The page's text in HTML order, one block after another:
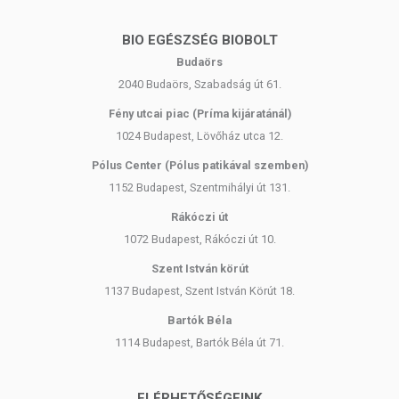
összetevőket.
Nem tartalmaz szintetikus színező- és illatanyagot.
Bőrbarát. Bőrgyógyászati tesztek igazolják kíméletességét.
TOVÁBBI TUDNIVALÓK
Kézfej
Természetes: Igen, Naturix által minősített natúrkozmetikum
Vegán: Igen, nem tartalmaz állati eredetű összetevőket
sem teszteltek állatokon, cruelty-free
Mentes: Parabénmentes, SLS-mentes, BHT-mentes, ásványi
olaj származék-mentes, színezék-mentes, illatanyag-mentes
vizsgálatok igazolják kíméletességét.
Fenntarthatóság: Igen, a termék PP műanyag tégelye elmosás
BIO EGÉSZSÉG BIOBOLT
Budaörs
2040 Budaörs, Szabadság út 61.
Fény utcai piac (Príma kijáratánál)
1024 Budapest, Lövőház utca 12.
Pólus Center (Pólus patikával szemben)
1152 Budapest, Szentmihályi út 131.
Rákóczi út
1072 Budapest, Rákóczi út 10.
Szent István körút
1137 Budapest, Szent István Körút 18.
Bartók Béla
1114 Budapest, Bartók Béla út 71.